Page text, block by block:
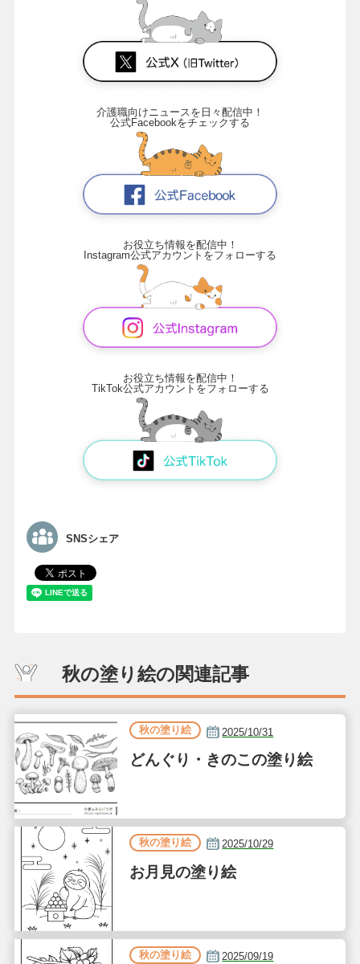
介護職向けニュースを日々配信中！
公式Facebookをチェックする
お役立ち情報を配信中！
Instagram公式アカウントをフォローする
お役立ち情報を配信中！
TikTok公式アカウントをフォローする
SNSシェア
秋の塗り絵の関連記事
秋の塗り絵 2025/10/31
どんぐり・きのこの塗り絵
秋の塗り絵 2025/10/29
お月見の塗り絵
秋の塗り絵 2025/09/19